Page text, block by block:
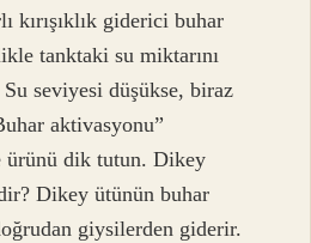
kırışıklık giderici buhar
tanktaki su miktarını
seviyesi düşükse, biraz
aktivasyonu”
ürünü dik tutun. Dikey
Dikey ütünün buhar
giysilerden giderir.